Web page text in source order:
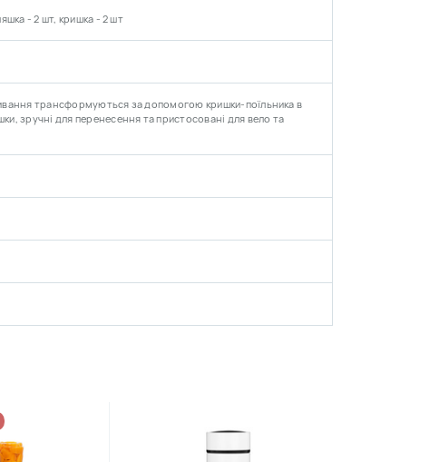
- 2 шт, кришка - 2 шт
трансформуються за допомогою кришки-поїльника в
зручні для перенесення та пристосовані для вело та